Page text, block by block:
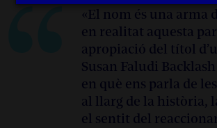
«El nom és una arma
en realitat aquesta
apropiació del títol
Susan Faludi Backlash
en què ens parla de
al llarg de la història,
el sentit del
Friedl, entre altres. Del 2002 al
codirectora de la DAE- Donostiako
Ekinbideak (juntament amb Peio
projecte associat a Arteleku que
projectes amb artistes com ara
Philipsz, Lise Harlev, Phil Collins o
Kolding. El 2017 va finalitzar la
Dispositifs of Touching: A